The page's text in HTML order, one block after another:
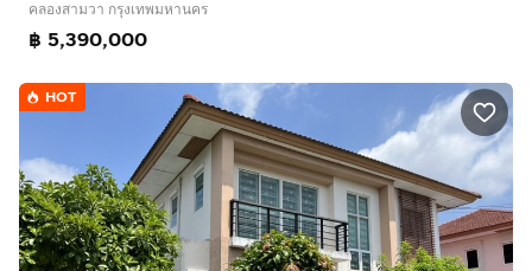
คลองสามวา กรุงเทพมหานคร
฿ 5,390,000
HOT